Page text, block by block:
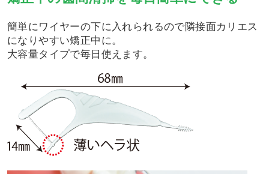
簡単にワイヤーの下に入れられるので隣接面カリエス
になりやすい矯正中に。
大容量タイプで毎日使えます。